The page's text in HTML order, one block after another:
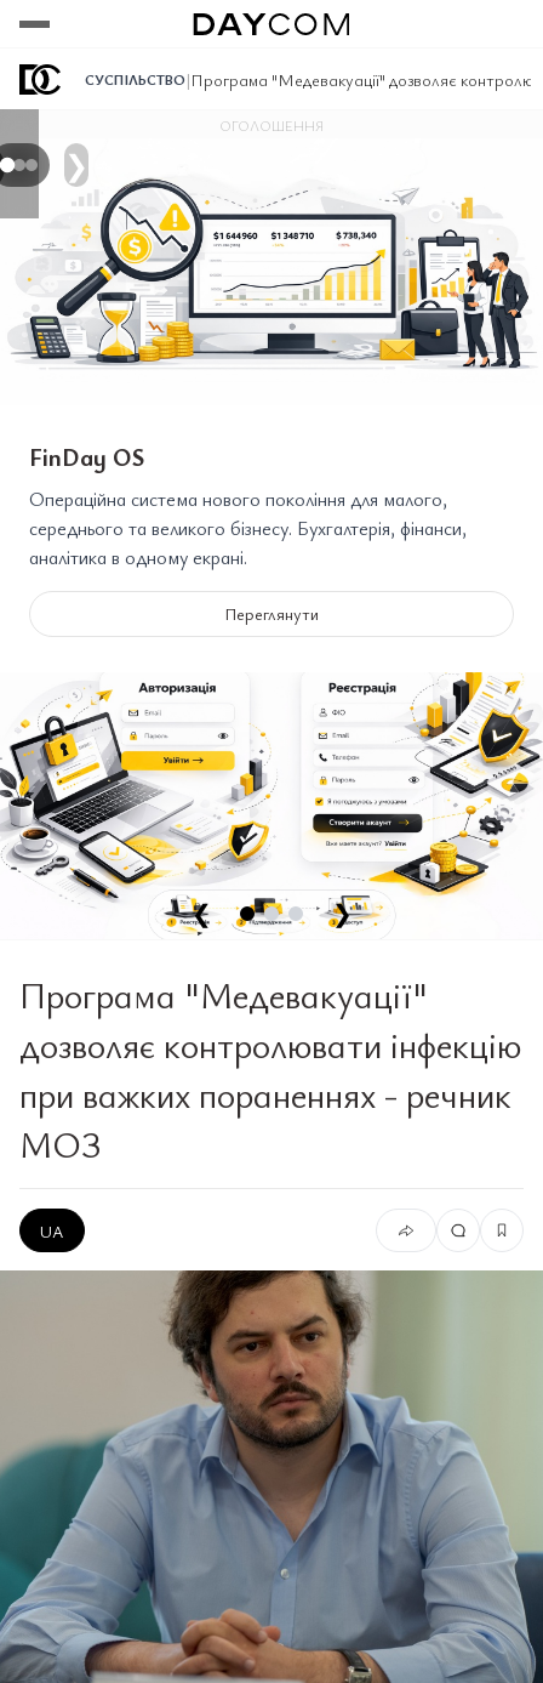
СУСПІЛЬСТВО|Програма "Медевакуації" дозволяє
❯
ОГОЛОШЕННЯ
FinDay OS
Операційна система нового покоління для малого,
середнього та великого бізнесу. Бухгалтерія, фінанси,
аналітика в одному екрані.
Переглянути
❮ ❯
Програма "Медевакуації"
дозволяє контролювати інфекцію
при важких пораненнях - речник
МОЗ
UA